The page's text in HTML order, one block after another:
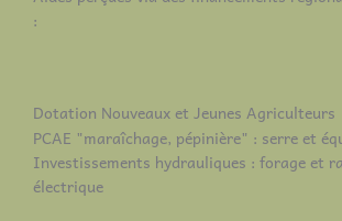
:
Dotation Nouveaux et Jeunes Agriculteurs
PCAE "maraîchage, pépinière" : serre et
Investissements hydrauliques : forage et
électrique